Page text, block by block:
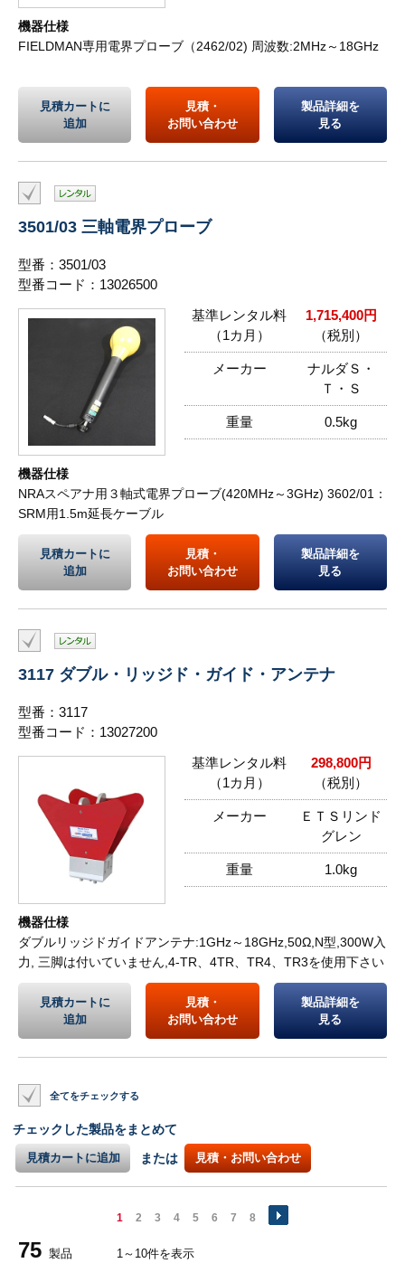
機器仕様
FIELDMAN専用電界プローブ（2462/02) 周波数:2MHz～18GHz
見積カートに
追加
見積・
お問い合わせ
製品詳細を
見る
3501/03 三軸電界プローブ
型番：3501/03
型番コード：13026500
基準レンタル料
（1カ月）
1,715,400円
（税別）
メーカー
ナルダＳ・
Ｔ・Ｓ
重量 0.5kg
機器仕様
NRAスペアナ用３軸式電界プローブ(420MHz～3GHz) 3602/01：
SRM用1.5m延長ケーブル
見積カートに
追加
見積・
お問い合わせ
製品詳細を
見る
3117 ダブル・リッジド・ガイド・アンテナ
型番：3117
型番コード：13027200
基準レンタル料
（1カ月）
298,800円
（税別）
メーカー
ＥＴＳリンド
グレン
重量 1.0kg
機器仕様
ダブルリッジドガイドアンテナ:1GHz～18GHz,50Ω,N型,300W入
力, 三脚は付いていません,4-TR、4TR、TR4、TR3を使用下さい
見積カートに
追加
見積・
お問い合わせ
製品詳細を
見る
全てをチェックする
チェックした製品をまとめて
見積カートに追加 または 見積・お問い合わせ
1 2 3 4 5 6 7 8
75 製品 1～10件を表示